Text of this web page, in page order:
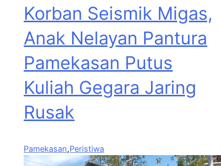
Korban Seismik Migas,
Anak Nelayan Pantura
Pamekasan Putus
Kuliah Gegara Jaring
Rusak
Pamekasan,Peristiwa